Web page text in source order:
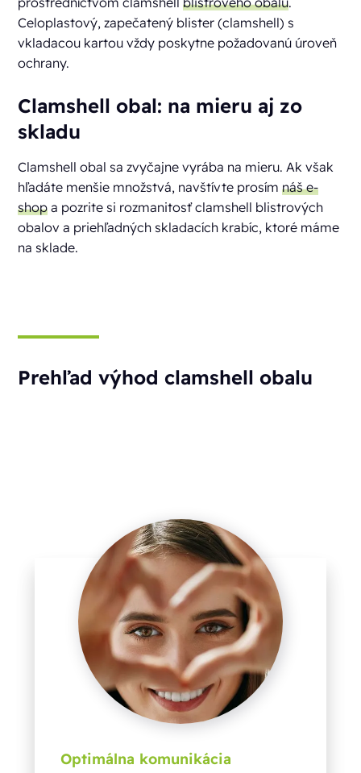
Celoplastový, zapečatený blister (clamshell) s
vkladacou kartou vždy poskytne požadovanú úroveň
ochrany.
Clamshell obal: na mieru aj zo
skladu
Clamshell obal sa zvyčajne vyrába na mieru. Ak však
hľadáte menšie množstvá, navštívte prosímnáš e-
shop a pozrite si rozmanitosť clamshell blistrových
obalov a priehľadných skladacích krabíc, ktoré máme
na sklade.
Prehľad výhod clamshell obalu
Optimálna komunikácia